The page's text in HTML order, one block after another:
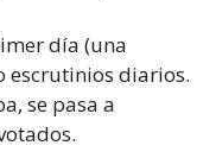
día (una
escrutinios diarios.
se pasa a